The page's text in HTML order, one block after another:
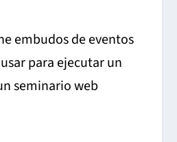
embudos de eventos
para ejecutar un
seminario web